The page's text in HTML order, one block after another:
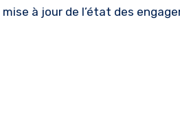
à jour de l’état des